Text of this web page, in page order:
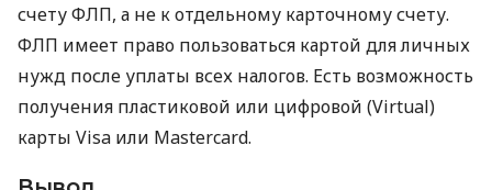
счету ФЛП, а не к отдельному карточному счету.
ФЛП имеет право пользоваться картой для личных
нужд после уплаты всех налогов. Есть возможность
получения пластиковой или цифровой (Virtual)
карты Visa или Mastercard.